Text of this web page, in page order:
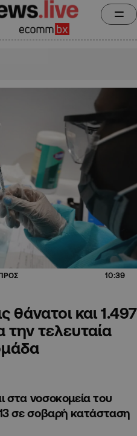
10:39
θάνατοι και 1.497
τελευταία
στα νοσοκομεία του
σε σοβαρή κατάσταση